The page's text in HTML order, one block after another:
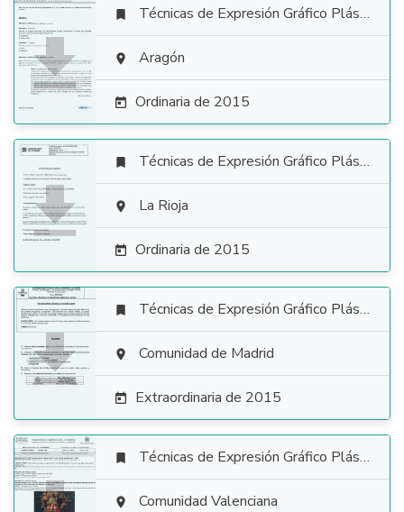

 Técnicas de Expresión Gráfico Plástica
 Aragón
 Ordinaria de 2015

 Técnicas de Expresión Gráfico Plástica
 La Rioja
 Ordinaria de 2015

 Técnicas de Expresión Gráfico Plástica
 Comunidad de Madrid
 Extraordinaria de 2015
 Técnicas de Expresión Gráfico Plástica
 Comunidad Valenciana